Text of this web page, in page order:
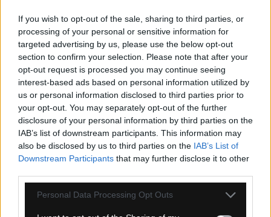
If you wish to opt-out of the sale, sharing to third parties, or
processing of your personal or sensitive information for
targeted advertising by us, please use the below opt-out
section to confirm your selection. Please note that after your
opt-out request is processed you may continue seeing
interest-based ads based on personal information utilized by
us or personal information disclosed to third parties prior to
your opt-out. You may separately opt-out of the further
disclosure of your personal information by third parties on the
IAB’s list of downstream participants. This information may
also be disclosed by us to third parties on the IAB’s List of
Downstream Participants that may further disclose it to other
Personal Data Processing Opt Outs
1-3 dní
6,95 €
KÚPIŤ
FĽAŠA ELITE FLY TEX 750 ML TRANSPARENT
NOVINKA